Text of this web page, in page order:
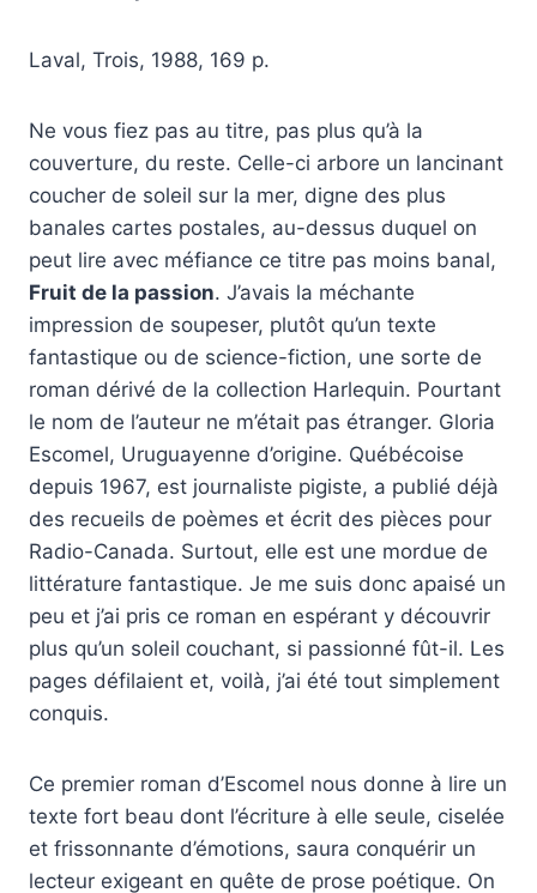
Laval, Trois, 1988, 169 p.
Ne vous fiez pas au titre, pas plus qu’à la
couverture, du reste. Celle-ci arbore un lancinant
coucher de soleil sur la mer, digne des plus
banales cartes postales, au-dessus duquel on
peut lire avec méfiance ce titre pas moins banal,
Fruit de la passion. J’avais la méchante
impression de soupeser, plutôt qu’un texte
fantastique ou de science-fiction, une sorte de
roman dérivé de la collection Harlequin. Pourtant
le nom de l’auteur ne m’était pas étranger. Gloria
Escomel, Uruguayenne d’origine. Québécoise
depuis 1967, est journaliste pigiste, a publié déjà
des recueils de poèmes et écrit des pièces pour
Radio-Canada. Surtout, elle est une mordue de
littérature fantastique. Je me suis donc apaisé un
peu et j’ai pris ce roman en espérant y découvrir
plus qu’un soleil couchant, si passionné fût-il. Les
pages défilaient et, voilà, j’ai été tout simplement
conquis.
Ce premier roman d’Escomel nous donne à lire un
texte fort beau dont l’écriture à elle seule, ciselée
et frissonnante d’émotions, saura conquérir un
lecteur exigeant en quête de prose poétique. On